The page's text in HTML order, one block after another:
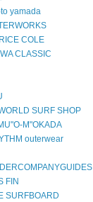
yamada
COLE
CLASSIC
SURF SHOP
M"OKADA
outerwear
FIN
SURFBOARD